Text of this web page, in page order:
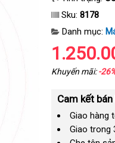
Sku: 8178
Danh mục:
Khuyến mãi:-
Cam kết
Giao hàng
Giao trong